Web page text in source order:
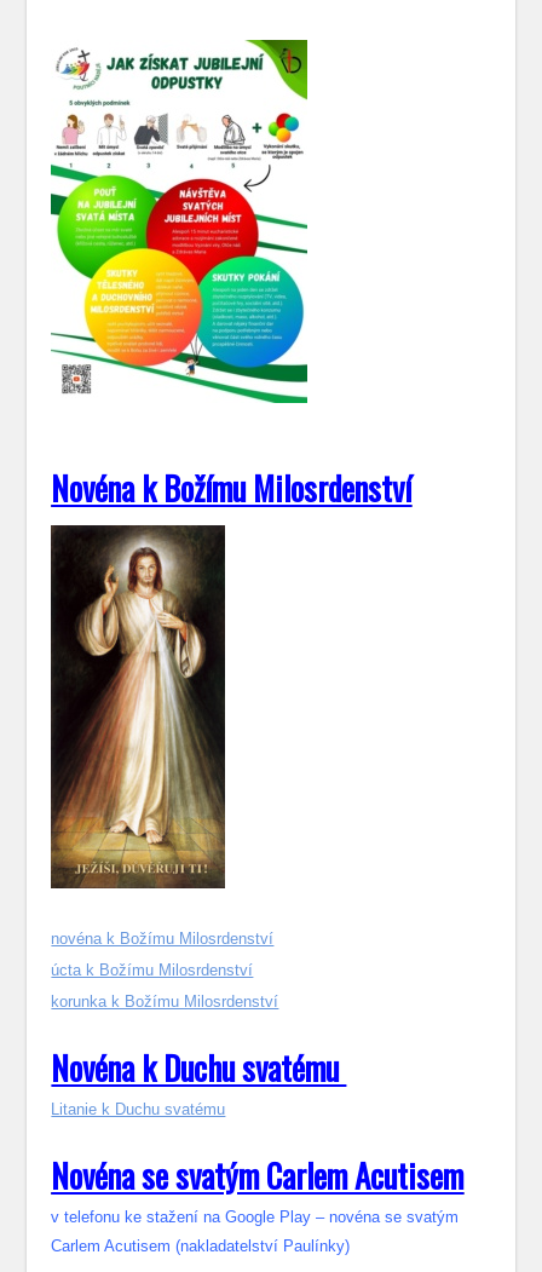
Novéna k Božímu Milosrdenství
novéna k Božímu Milosrdenství
úcta k Božímu Milosrdenství
korunka k Božímu Milosrdenství
Novéna k Duchu svatému
Litanie k Duchu svatému
Novéna se svatým Carlem Acutisem
v telefonu ke stažení na Google Play – novéna se svatým
Carlem Acutisem (nakladatelství Paulínky)